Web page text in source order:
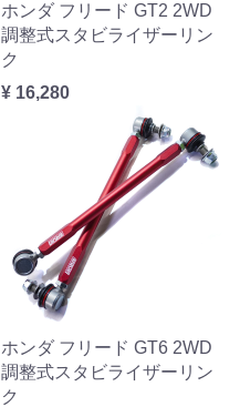
ホンダ フリード GT2 2WD
調整式スタビライザーリン
ク
¥ 16,280
ホンダ フリード GT6 2WD
調整式スタビライザーリン
ク